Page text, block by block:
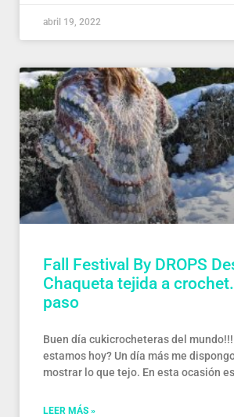
abril 19, 2022
Fall Festival By DROPS
Chaqueta tejida a
paso
Buen día cukicrocheteras del
estamos hoy? Un día más me
mostrar lo que tejo. En esta ocasión es
LEER MÁS »